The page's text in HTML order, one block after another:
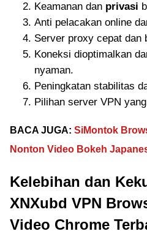
Keamanan dan privasi
Anti pelacakan online
Server proxy cepat dan
Koneksi dioptimalkan
nyaman.
Peningkatan stabilitas
Pilihan server VPN
BACA JUGA: SiMontok
Nonton Video Bokeh
Kelebihan dan
XNXubd VPN
Video Chrome